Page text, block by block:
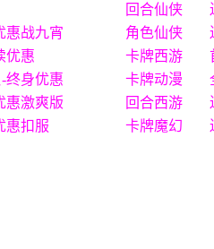
回合仙侠
惠战九宵
角色仙侠
优惠
卡牌西游
终身优惠
卡牌动漫
惠激爽版
回合西游
惠扣服
卡牌魔幻